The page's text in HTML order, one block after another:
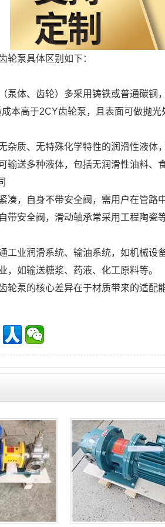
轮泵具体区别如下：
泵体、齿轮）多采用铸铁或普通碳钢
本高于2CY齿轮泵，且表面可做抛光
杂质、无特殊化学特性的润滑性液
输送多种液体，包括无润滑性油料、
凑，自身不带安全阀，需用户在管
带安全阀，滑动轴承常采用工程陶瓷
工业润滑系统、输油系统，如机械
，如输送糖浆、药液、化工原料等。
轮泵的核心差异在于材质带来的适配